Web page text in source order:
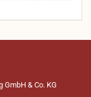
& Co. KG